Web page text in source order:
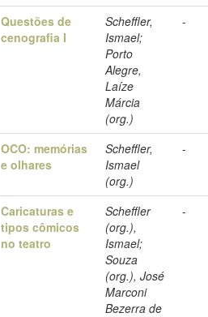
Questões de
cenografia I
Scheffler,
Ismael;
Porto
Alegre,
Laíze
Márcia
(org.)
-
OCO: memórias
e olhares
Scheffler,
Ismael
(org.)
-
Caricaturas e
tipos cômicos
no teatro
Scheffler
(org.),
Ismael;
Souza
(org.), José
Marconi
Bezerra de
-